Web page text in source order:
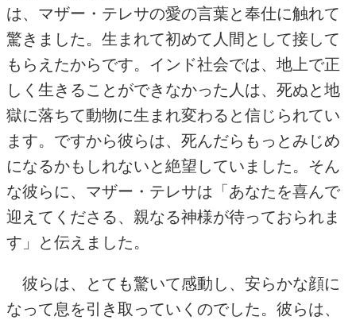
は、マザー・テレサの愛の言葉と奉仕に触れて
驚きました。生まれて初めて人間として接して
もらえたからです。インド社会では、地上で正
しく生きることができなかった人は、死ぬと地
獄に落ちて動物に生まれ変わると信じられてい
ます。ですから彼らは、死んだらもっとみじめ
になるかもしれないと絶望していました。そん
な彼らに、マザー・テレサは「あなたを喜んで
迎えてくださる、親なる神様が待っておられま
す」と伝えました。
彼らは、とても驚いて感動し、安らかな顔に
なって息を引き取っていくのでした。彼らは、